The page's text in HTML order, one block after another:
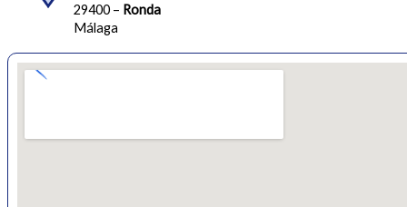
29400 – Ronda
Málaga